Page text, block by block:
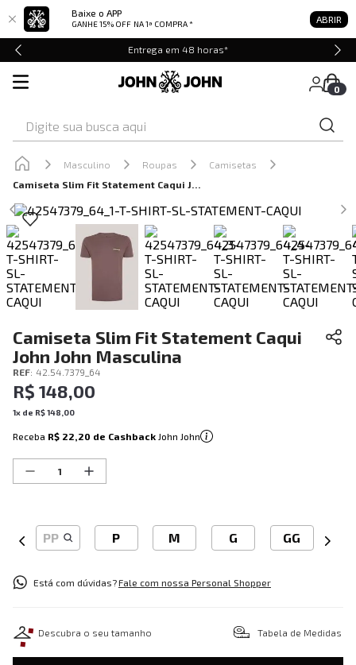
Baixe o APP
GANHE 15% OFF NA 1ª COMPRA * ABRIR
Entrega em 48 horas*
0
Masculino Roupas
Camisetas
Camiseta Slim Fit Statement Caqui John John Masculina
Camiseta Slim Fit Statement Caqui
John John Masculina
REF: 42.54.7379_64
R$ 148,00
1x de R$148 00
Receba R$ 22,20 de Cashback John John
PP P M G GG
Está com dúvidas?Fale com nossa Personal Shopper
Descubra o seu tamanho Tabela de Medidas